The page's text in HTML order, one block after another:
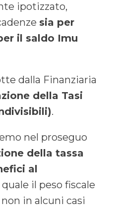
ipotizzato,
sia per
il saldo Imu
dalla Finanziaria
della Tasi
.
nel proseguo
della tassa
al
quale il peso fiscale
in alcuni casi